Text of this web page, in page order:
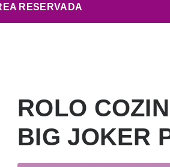
RESERVADA
ROLO
BIG JOKER